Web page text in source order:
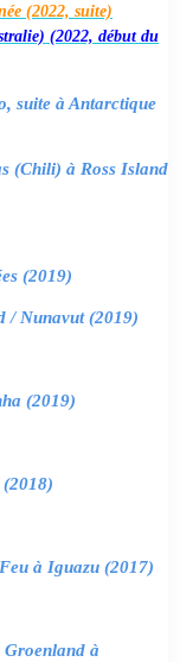
(2022, suite)
(2022, début du
suite à Antarctique
(Chili) à Ross Island
(2019)
/ Nunavut (2019)
(2019)
(2018)
à Iguazu (2017)
Groenland à